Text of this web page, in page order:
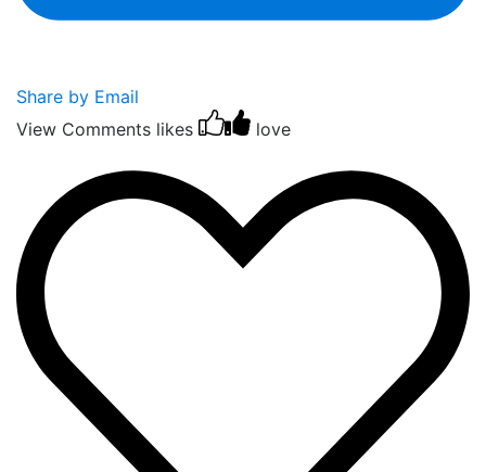
Share by Email
View Comments likes love